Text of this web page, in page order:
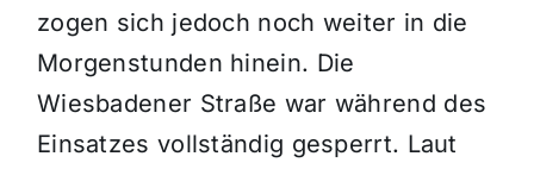
zogen sich jedoch noch weiter in die
Morgenstunden hinein. Die
Wiesbadener Straße war während des
Einsatzes vollständig gesperrt. Laut